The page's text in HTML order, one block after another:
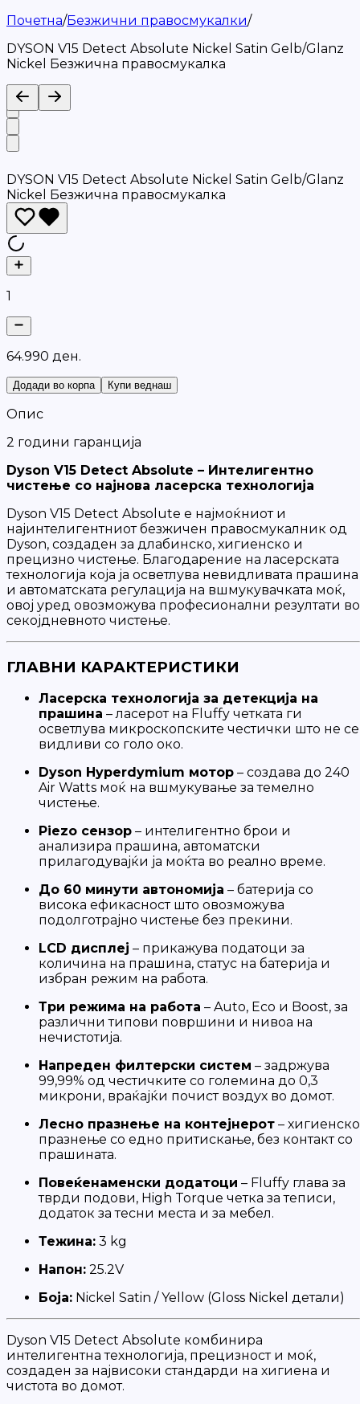
Почетна/Безжични правосмукалки/
DYSON V15 Detect Absolute Nickel Satin Gelb/Glanz
Nickel Безжична правосмукалка
DYSON V15 Detect Absolute Nickel Satin Gelb/Glanz
Nickel Безжична правосмукалка
1
64.990 ден.
Додади во корпа Купи веднаш
Опис
2 години гаранција
Dyson V15 Detect Absolute – Интелигентно
чистење со најнова ласерска технологија
Dyson V15 Detect Absolute е најмоќниот и
најинтелигентниот безжичен правосмукалник од
Dyson, создаден за длабинско, хигиенско и
прецизно чистење. Благодарение на ласерската
технологија која ја осветлува невидливата прашина
и автоматската регулација на вшмукувачката моќ,
овој уред овозможува професионални резултати во
секојдневното чистење.
ГЛАВНИ КАРАКТЕРИСТИКИ
Ласерска технологија за детекција на
прашина – ласерот на Fluffy четката ги
осветлува микроскопските честички што не се
видливи со голо око.
Dyson Hyperdymium мотор – создава до 240
Air Watts моќ на вшмукување за темелно
чистење.
Piezo сензор – интелигентно брои и
анализира прашина, автоматски
прилагодувајќи ја моќта во реално време.
До 60 минути автономија – батерија со
висока ефикасност што овозможува
подолготрајно чистење без прекини.
LCD дисплеј – прикажува податоци за
количина на прашина, статус на батерија и
избран режим на работа.
Три режима на работа – Auto, Eco и Boost, за
различни типови површини и нивоа на
нечистотија.
Напреден филтерски систем – задржува
99,99% од честичките со големина до 0,3
микрони, враќајќи почист воздух во домот.
Лесно празнење на контејнерот – хигиенско
празнење со едно притискање, без контакт со
прашината.
Повеќенаменски додатоци – Fluffy глава за
тврди подови, High Torque четка за теписи,
додаток за тесни места и за мебел.
Тежина: 3 kg
Напон: 25.2V
Боја: Nickel Satin / Yellow (Gloss Nickel детали)
Dyson V15 Detect Absolute комбинира
интелигентна технологија, прецизност и моќ,
создаден за највисоки стандарди на хигиена и
чистота во домот.